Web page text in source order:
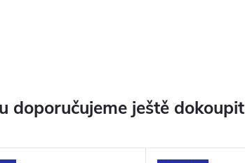
doporučujeme ještě dokoupit